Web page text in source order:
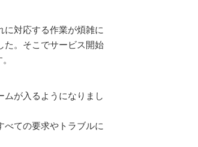
に対応する作業が煩雑に
た。そこでサービス開始
ムが入るようになりまし
べての要求やトラブルに